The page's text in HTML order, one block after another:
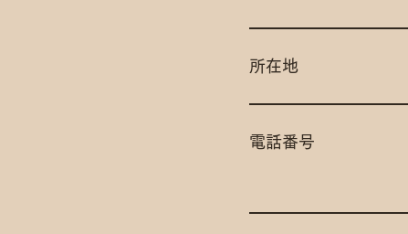
所在地
​電話番号